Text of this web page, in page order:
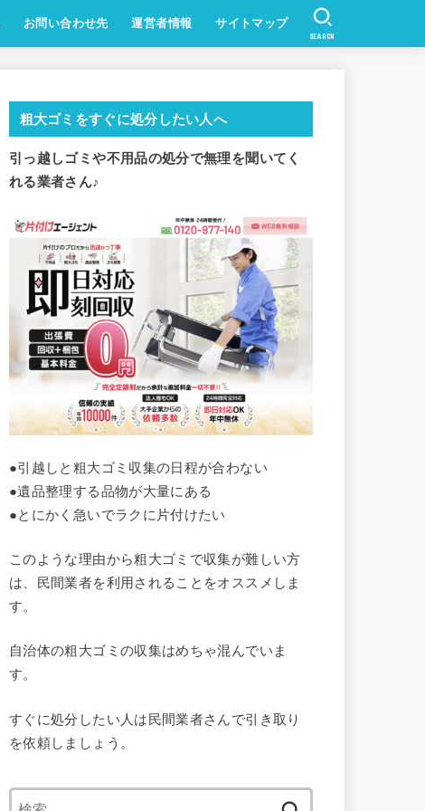
お問い合わせ先 運営者情報 サイトマップ
SEARCH
粗大ゴミをすぐに処分したい人へ
引っ越しゴミや不用品の処分で無理を聞いてく
れる業者さん♪
●引越しと粗大ゴミ収集の日程が合わない
●遺品整理する品物が大量にある
●とにかく急いでラクに片付けたい
このような理由から粗大ゴミで収集が難しい方
は、民間業者を利用されることをオススメしま
す。
自治体の粗大ゴミの収集はめちゃ混んでいま
す。
すぐに処分したい人は民間業者さんで引き取り
を依頼しましょう。